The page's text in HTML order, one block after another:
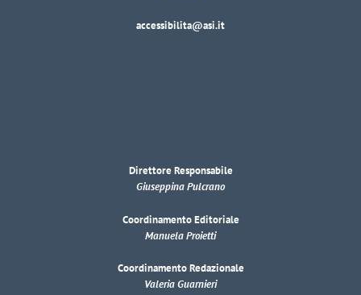
accessibilita@asi.it
Direttore Responsabile
Giuseppina Pulcrano
Coordinamento Editoriale
Manuela Proietti
Coordinamento Redazionale
Valeria Guarnieri